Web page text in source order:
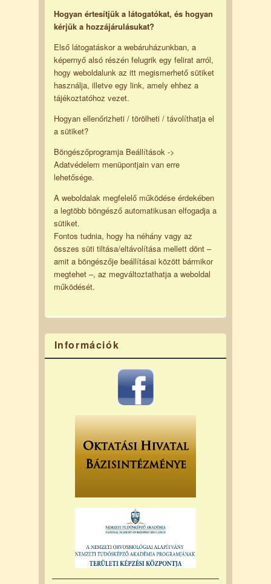
Hogyan értesítjük a látogatókat, és hogyan
kérjük a hozzájárulásukat?
Első látogatáskor a webáruházunkban, a
képernyő alsó részén felugrik egy felirat arról,
hogy weboldalunk az itt megismerhető sütiket
használja, illetve egy link, amely ehhez a
tájékoztatóhoz vezet.
Hogyan ellenőrizheti / törölheti / távolíthatja el
a sütiket?
Böngészőprogramja Beállítások ->
Adatvédelem menüpontjain van erre
lehetősége.
A weboldalak megfelelő működése érdekében
a legtöbb böngésző automatikusan elfogadja a
sütiket.
Fontos tudnia, hogy ha néhány vagy az
összes süti tiltása/eltávolítása mellett dönt –
amit a böngészője beállításai között bármikor
megtehet –, az megváltoztathatja a weboldal
működését.
Információk